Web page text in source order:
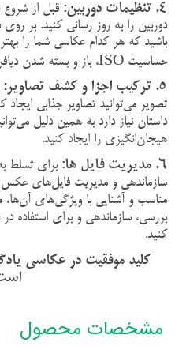
۴. تنظیمات دوربین: قبل از شروع
دوربین را به روز رسانی کنید. بر روی
باشید که هر کدام عکاسی شما را
حساسیت
، باز و بسته شدن
۵. ترکیب اجزا و کشف تصاویر:
تصویر می‌توانید تصاویر جذابی
داستان نیاز دارد به همین دلیل
هیجان‌انگیزی را ایجاد کنید.
۶. مدیریت فایل ها: برای تسلط
سازماندهی و مدیریت فایل‌های عکس
مناسب و آشنایی با ویژگی‌های آن‌ها،
بررسی، سازماندهی و برای استفاده
کنید.
کلید موفقیت در عکاسی
مشخصات محصول